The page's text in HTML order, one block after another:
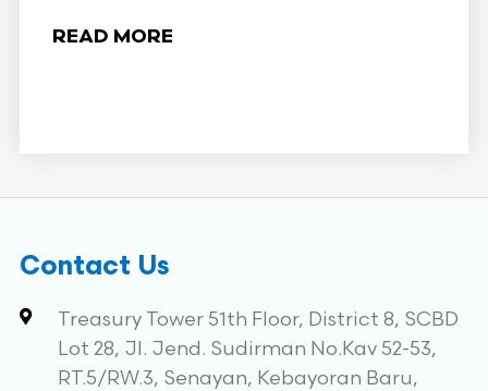
READ MORE
Contact Us
Treasury Tower 51th Floor, District 8, SCBD
Lot 28, Jl. Jend. Sudirman No.Kav 52-53,
RT.5/RW.3, Senayan, Kebayoran Baru,